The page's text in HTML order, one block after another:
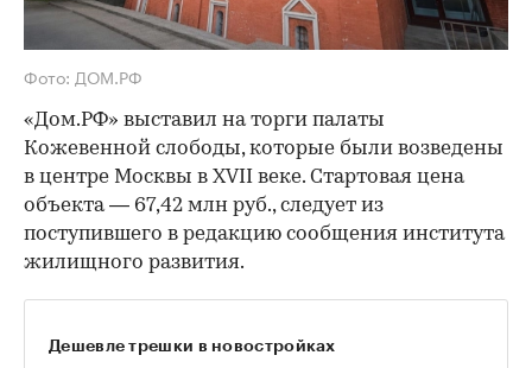
Фото: ДОМ.РФ
«Дом.РФ» выставил на торги палаты
Кожевенной слободы, которые были возведены
в центре Москвы в XVII веке. Стартовая цена
объекта — 67,42 млн руб., следует из
поступившего в редакцию сообщения института
жилищного развития.
Дешевле трешки в новостройках